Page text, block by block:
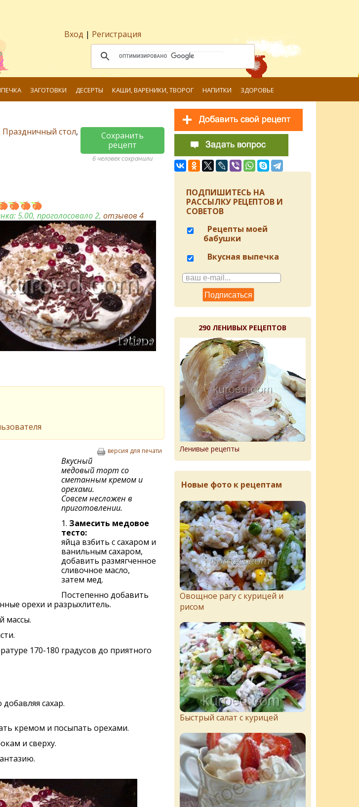
Вход | Регистрация
ЗАГОТОВКИ ДЕСЕРТЫ КАШИ, ВАРЕНИКИ, ТВОРОГ НАПИТКИ ЗДОРОВЬЕ
Праздничный стол,
Сохранить
рецепт
6 человек сохранили
5.00, проголосовало 2,отзывов4
версия для печати
Вкусный
медовый торт со
сметанным кремом и
орехами.
Совсем несложен в
приготовлении.
1. Замесить медовое
тесто:
яйца взбить с сахаром и
ванильным сахаром,
добавить размягченное
сливочное масло,
затем мед.
Постепенно добавить
орехи и разрыхлитель.
массы.
170-180 градусов до приятного
сахар.
кремом и посыпать орехами.
и сверху.
ПОДПИШИТЕСЬ НА
РАССЫЛКУ РЕЦЕПТОВ И
СОВЕТОВ
Рецепты моей
бабушки
Вкусная выпечка
290 ЛЕНИВЫХ РЕЦЕПТОВ
Ленивые рецепты
Новые фото к рецептам
Овощное рагу с курицей и
рисом
Быстрый салат с курицей